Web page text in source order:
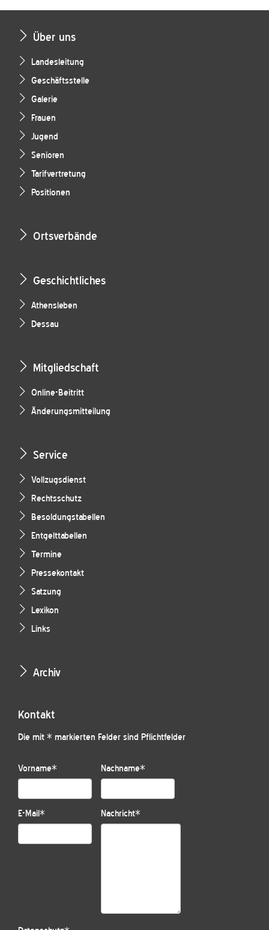
Über uns
Landesleitung
Geschäftsstelle
Galerie
Frauen
Jugend
Senioren
Tarifvertretung
Positionen
Ortsverbände
Geschichtliches
Athensleben
Dessau
Mitgliedschaft
Online-Beitritt
Änderungsmitteilung
Service
Vollzugsdienst
Rechtsschutz
Besoldungstabellen
Entgelttabellen
Termine
Pressekontakt
Satzung
Lexikon
Links
Archiv
Kontakt
Die mit * markierten Felder sind Pflichtfelder
Vorname* Nachname*
E-Mail* Nachricht*